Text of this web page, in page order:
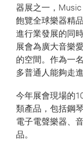
器展之一，
飽覽全球樂器精
進行業發展的同
展會為廣大音樂
的空間。作為一
多普通人能夠走
今年展會現場的
類產品，包括鋼
電子電聲樂器、
品。